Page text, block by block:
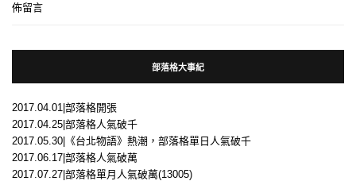
佈留言
部落格大事紀
2017.04.01|部落格開張
2017.04.25|部落格人氣破千
2017.05.30|《台北物語》熱潮，部落格單日人氣破千
2017.06.17|部落格人氣破萬
2017.07.27|部落格單月人氣破萬(13005)